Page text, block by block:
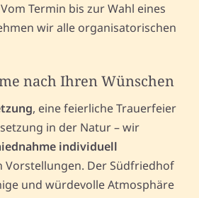
Termin bis zur Wahl eines
wir alle organisatorischen
nach Ihren Wünschen
, eine feierliche Trauerfeier
in der Natur – wir
individuell
Vorstellungen. Der Südfriedhof
und würdevolle Atmosphäre